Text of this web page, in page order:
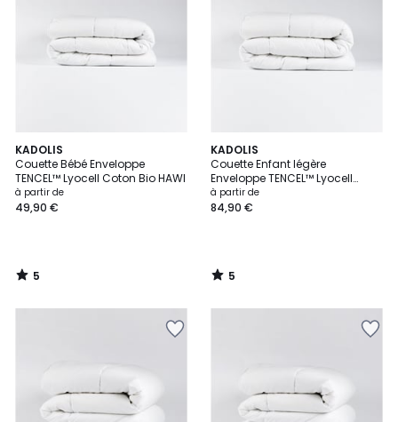
KADOLIS
Couette Bébé Enveloppe
TENCEL™ Lyocell Coton Bio HAWI
à partir de
49,90 €
5
/
5
5
/
KADOLIS
Couette Enfant légère
Enveloppe TENCEL™ Lyocell
Coton Bio HAWI
à partir de
84,90 €
5
/
5
5
/